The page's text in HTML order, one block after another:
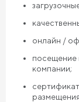
онлайн /
посещение
компании;